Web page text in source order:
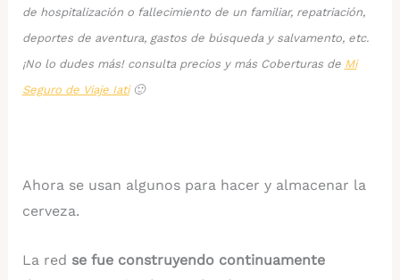
de hospitalización o fallecimiento de un familiar, repatriación,
deportes de aventura, gastos de búsqueda y salvamento, etc.
¡No lo dudes más! consulta precios y más Coberturas de Mi
Seguro de Viaje Iati🙂
Ahora se usan algunos para hacer y almacenar la
cerveza.
La red se fue construyendo continuamente